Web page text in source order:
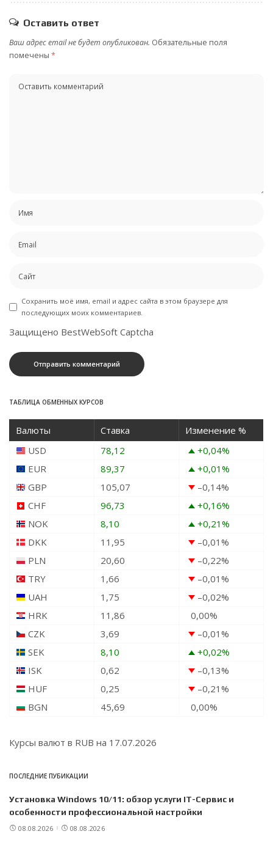
Оставить ответ
Ваш адрес email не будет опубликован. Обязательные поля
помечены *
Сохранить моё имя, email и адрес сайта в этом браузере для
последующих моих комментариев.
Защищено BestWebSoft Captcha
ТАБЛИЦА ОБМЕННЫХ КУРСОВ
Валюты Ставка
Изменение %
USD
78,12 +0,04%
EUR
89,37 +0,01%
GBP
105,07 –0,14%
CHF
96,73 +0,16%
NOK
8,10 +0,21%
DKK
11,95 –0,01%
PLN
20,60 –0,22%
TRY
1,66 –0,01%
UAH
1,75 –0,02%
HRK
11,86 0,00%
CZK
3,69 –0,01%
SEK
8,10 +0,02%
ISK
0,62 –0,13%
HUF
0,25 –0,21%
BGN
45,69 0,00%
Курсы валют в RUB на 17.07.2026
ПОСЛЕДНИЕ ПУБИКАЦИИ
Установка Windows 10/11: обзор услуги IT-Сервис и
особенности профессиональной настройки
08.08.2026 08.08.2026